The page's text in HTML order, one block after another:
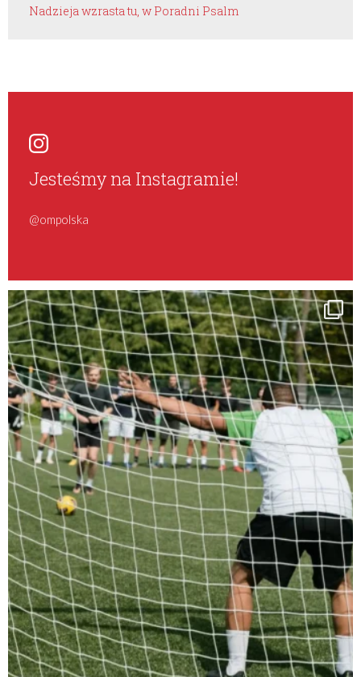
Nadzieja wzrasta tu, w Poradni Psalm
Jesteśmy na Instagramie!
@ompolska